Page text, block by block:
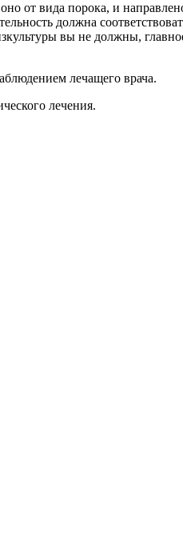
от вида порока, и
должна
вы не должны, главное
лечащего врача.
лечения.